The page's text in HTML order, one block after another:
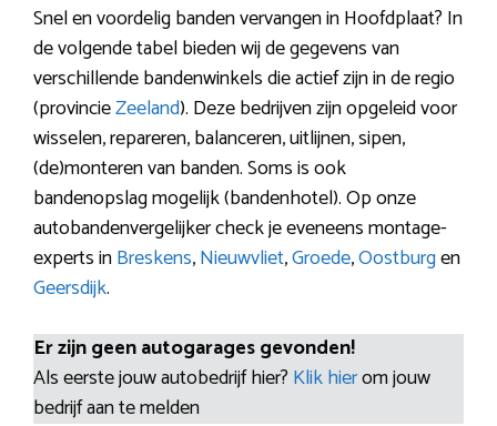
Snel en voordelig banden vervangen in Hoofdplaat? In
de volgende tabel bieden wij de gegevens van
verschillende bandenwinkels die actief zijn in de regio
(provincieZeeland). Deze bedrijven zijn opgeleid voor
wisselen, repareren, balanceren, uitlijnen, sipen,
(de)monteren van banden. Soms is ook
bandenopslag mogelijk (bandenhotel). Op onze
autobandenvergelijker check je eveneens montage-
experts inBreskens,Nieuwvliet,Groede,Oostburgen
Geersdijk.
Er zijn geen autogarages gevonden!
Als eerste jouw autobedrijf hier? Klik hierom jouw
bedrijf aan te melden